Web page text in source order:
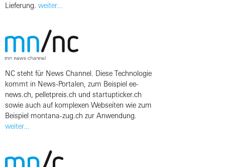
Lieferung. weiter...
NC steht für News Channel. Diese Technologie
kommt in News-Portalen, zum Beispiel ee-
news.ch, pelletpreis.ch und startupticker.ch
sowie auch auf komplexen Webseiten wie zum
Beispiel montana-zug.ch zur Anwendung.
weiter...